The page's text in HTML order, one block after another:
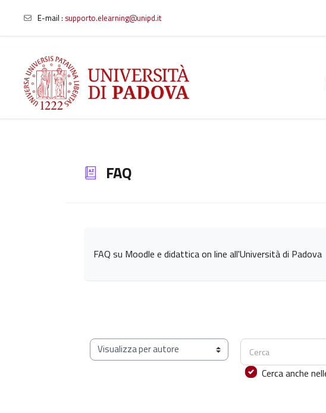
Vai al contenuto principale
E-mail : supporto.elearning@unipd.it
FAQ
FAQ su Moodle e didattica on line all'Università di Padova
Sfoglia il glossario usando questo indice
Cerca
Cerca anche